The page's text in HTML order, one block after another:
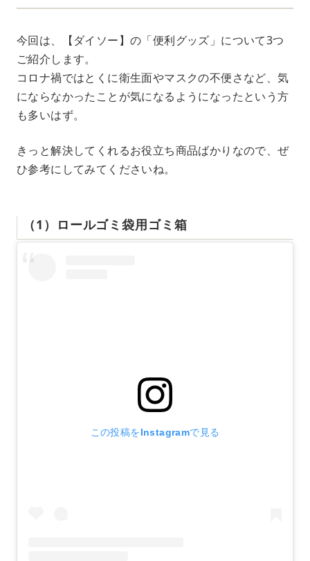
今回は、【ダイソー】の「便利グッズ」について3つ
ご紹介します。
コロナ禍ではとくに衛生面やマスクの不便さなど、気
にならなかったことが気になるようになったという方
も多いはず。
きっと解決してくれるお役立ち商品ばかりなので、ぜ
ひ参考にしてみてくださいね。
（1）ロールゴミ袋用ゴミ箱
この投稿をInstagramで見る